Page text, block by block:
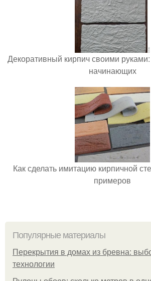
Декоративный кирпич своими
начинающих
Как сделать имитацию кирпичной
примеров
Популярные материалы
Перекрытия в домах из бревна:
технологии